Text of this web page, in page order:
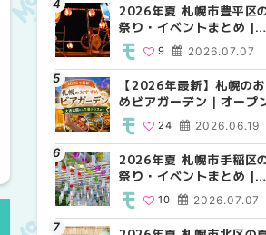
2026年夏 札幌市豊平区
祭り・イベントまとめ |
MouLa HOKKAIDO
2026.07.07
9
【2026年最新】札幌の
めビアガーデン｜オープ
順に徹底紹介！大通公園
穴場テラスまで | MouLa
HOKKAIDO
2026.06.19
24
2026年夏 札幌市手稲区
祭り・イベントまとめ |
MouLa HOKKAIDO
2026.07.07
10
2026年夏
祭り・イベ
10
2026年夏
り・イベン
9
2026年夏
祭り・イベ
6
2026年夏
り・イベン
12
2026年夏
祭り・イベ
10
2026年夏
祭り・イベ
6